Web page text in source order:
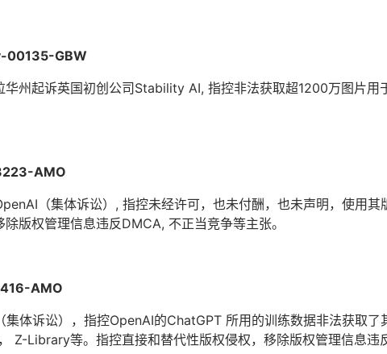
00135-GBW
州起诉英国初创公司Stability AI, 指控非法获取超1200万图片用
AMO
（集体诉讼）, 指控未经许可，也未付酬，也未声明，使用其
版权管理信息违反DMCA, 不正当竞争等主张。
AMO
体诉讼），指控OpenAI的ChatGPT 所用的训练数据非法获取了
Z-Library等。指控直接和替代性版权侵权，移除版权管理信息违